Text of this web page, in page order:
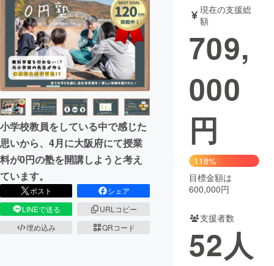
アート・写真 音楽
テクノロジー・ガジェット ゲーム・サ
映像・映画
ビジネス・起業
まちづくり・地域活性化
CAMPFIRE Creation
CAMPFIREふるさと納税machi-ya コミュニティ
小学校教員をしている中で感じた
思いから、4月に大阪府にて授業
料が0円の塾を開講しようと考え
ています。
ポスト
シェア
LINEで送る
URLコピー
埋め込み
QRコード
現在の支援総
額
709,
000
円
118%
目標金額は
600,000円
支援者数
52人